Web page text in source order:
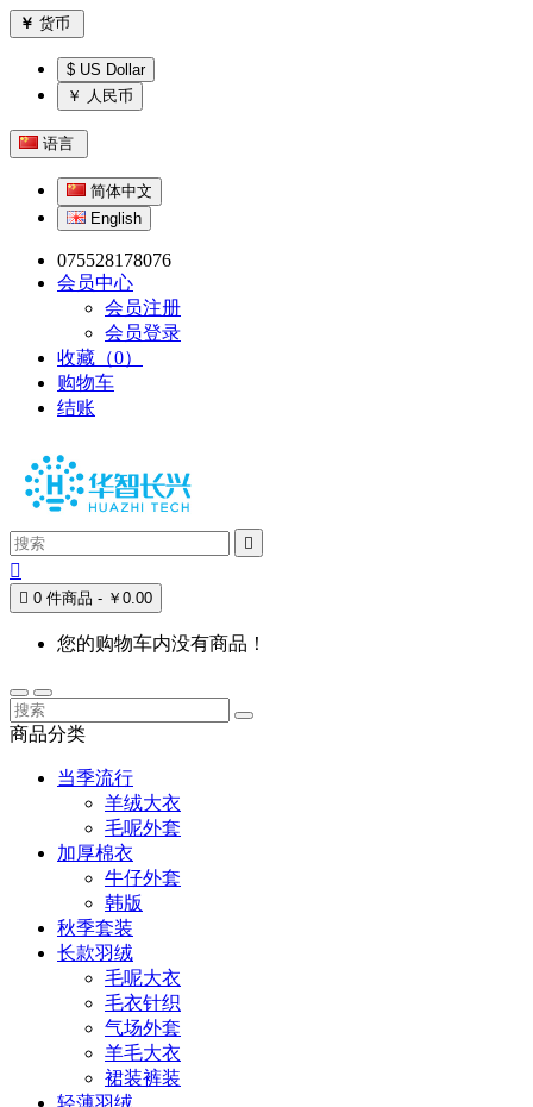
￥ 货币
$ US Dollar
￥ 人民币
语言
简体中文
English
075528178076
会员中心
会员注册
会员登录
收藏（0）
购物车
结账


 0 件商品 - ￥0.00
您的购物车内没有商品！
商品分类
当季流行
羊绒大衣
毛呢外套
加厚棉衣
牛仔外套
韩版
秋季套装
长款羽绒
毛呢大衣
毛衣针织
气场外套
羊毛大衣
裙装裤装
轻薄羽绒